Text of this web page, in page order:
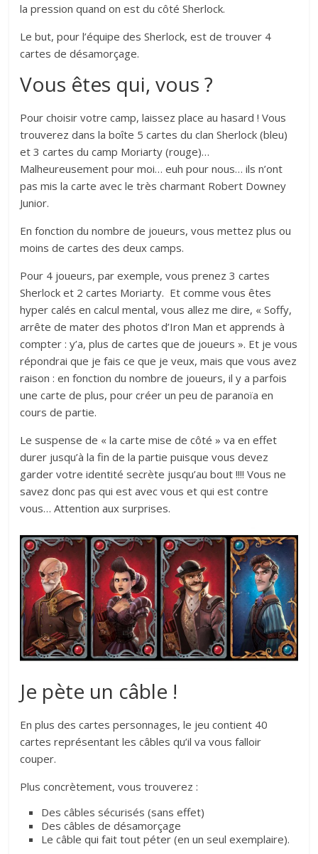
la pression quand on est du côté Sherlock.
Le but, pour l’équipe des Sherlock, est de trouver 4
cartes de désamorçage.
Vous êtes qui, vous ?
Pour choisir votre camp, laissez place au hasard ! Vous
trouverez dans la boîte 5 cartes du clan Sherlock (bleu)
et 3 cartes du camp Moriarty (rouge)…
Malheureusement pour moi… euh pour nous… ils n’ont
pas mis la carte avec le très charmant Robert Downey
Junior.
En fonction du nombre de joueurs, vous mettez plus ou
moins de cartes des deux camps.
Pour 4 joueurs, par exemple, vous prenez 3 cartes
Sherlock et 2 cartes Moriarty. Et comme vous êtes
hyper calés en calcul mental, vous allez me dire, « Soffy,
arrête de mater des photos d’Iron Man et apprends à
compter : y’a, plus de cartes que de joueurs ». Et je vous
répondrai que je fais ce que je veux, mais que vous avez
raison : en fonction du nombre de joueurs, il y a parfois
une carte de plus, pour créer un peu de paranoïa en
cours de partie.
Le suspense de « la carte mise de côté » va en effet
durer jusqu’à la fin de la partie puisque vous devez
garder votre identité secrète jusqu’au bout !!!! Vous ne
savez donc pas qui est avec vous et qui est contre
vous… Attention aux surprises.
Je pète un câble !
En plus des cartes personnages, le jeu contient 40
cartes représentant les câbles qu’il va vous falloir
couper.
Plus concrètement, vous trouverez :
Des câbles sécurisés (sans effet)
Des câbles de désamorçage
Le câble qui fait tout péter (en un seul exemplaire).